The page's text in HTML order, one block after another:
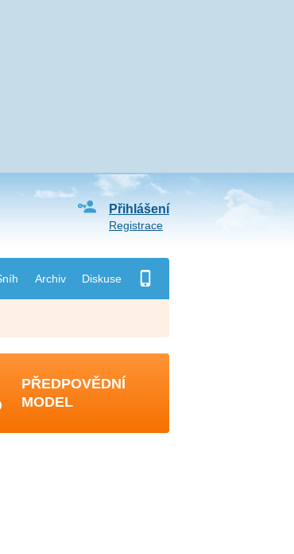
Archiv Diskuse
Přihlášení
Registrace
PŘEDPOVĚDNÍ
MODEL